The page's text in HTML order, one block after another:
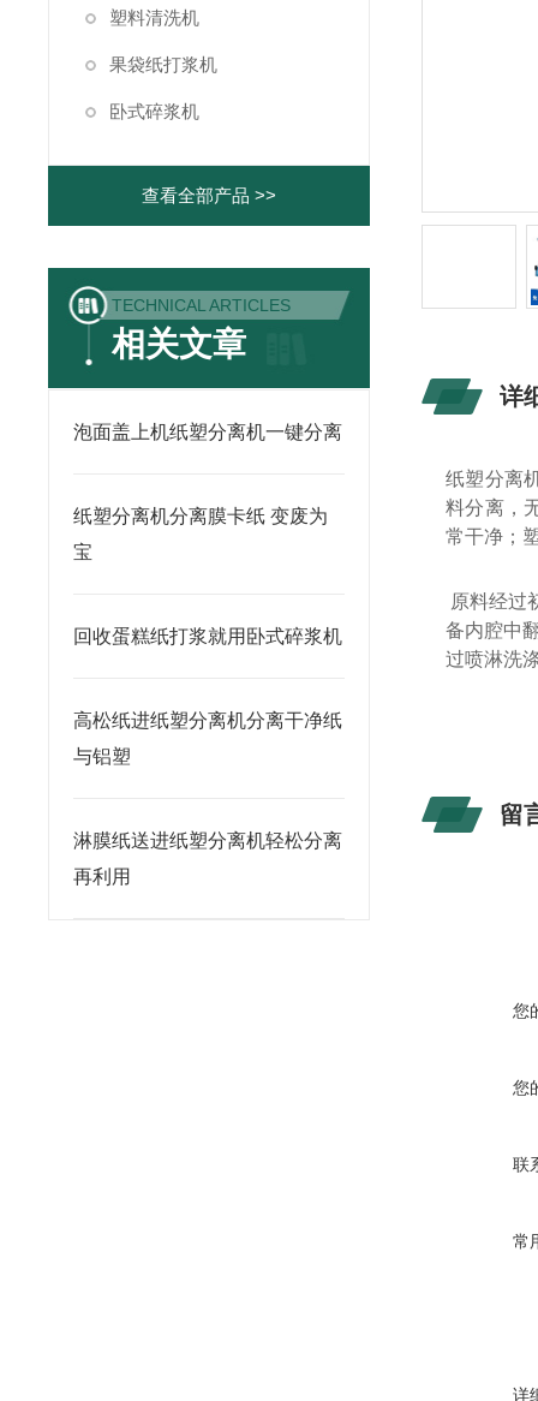
塑料清洗机
果袋纸打浆机
卧式碎浆机
查看全部产品 >>
TECHNICAL ARTICLES
相关文章
泡面盖上机纸塑分离机一键分离
纸塑分离机分离膜卡纸 变废为
宝
回收蛋糕纸打浆就用卧式碎浆机
高松纸进纸塑分离机分离干净纸
与铝塑
淋膜纸送进纸塑分离机轻松分离
再利用
详
纸塑分离
料分离，
常干净；
原料经过
备内腔中
过喷淋洗
留
您
您
联
常
详